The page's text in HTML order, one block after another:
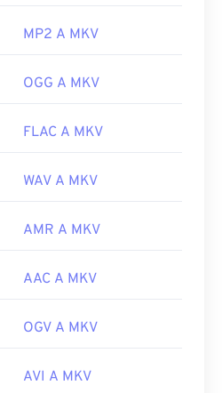
MP2 A MKV
OGG A MKV
FLAC A MKV
WAV A MKV
AMR A MKV
AAC A MKV
OGV A MKV
AVI A MKV